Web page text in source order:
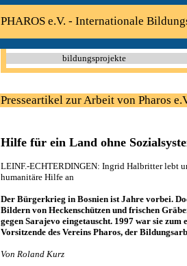
PHAROS e.V. - Internationale
bildungsprojekte
Presseartikel zur Arbeit von Pharos
Hilfe für ein Land ohne
LEINF.-ECHTERDINGEN: Ingrid Halbritter lebt
humanitäre Hilfe an
Der Bürgerkrieg in Bosnien ist Jahre vorbei.
Bildern von Heckenschützen und frischen
gegen Sarajevo eingetauscht. 1997 war sie
Vorsitzende des Vereins Pharos, der
Von Roland Kurz